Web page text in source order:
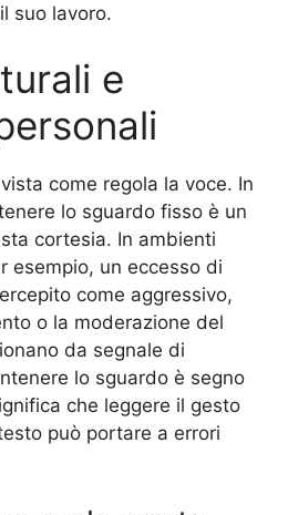
suo lavoro.
e
come regola la voce. In
lo sguardo fisso è un
cortesia. In ambienti
esempio, un eccesso di
come aggressivo,
o la moderazione del
da segnale di
lo sguardo è segno
che leggere il gesto
può portare a errori